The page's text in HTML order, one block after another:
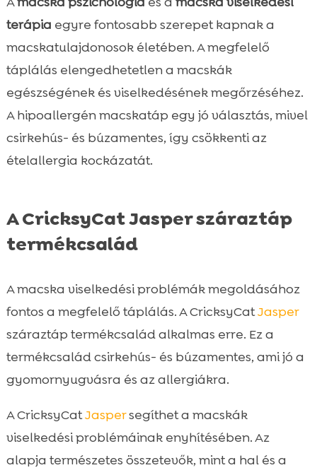
terápia egyre fontosabb szerepet kapnak a
macskatulajdonosok életében. A megfelelő
táplálás elengedhetetlen a macskák
egészségének és viselkedésének megőrzéséhez.
A hipoallergén macskatáp egy jó választás, mivel
csirkehús- és búzamentes, így csökkenti az
ételallergia kockázatát.
A CricksyCat Jasper száraztáp
termékcsalád
A macska viselkedési problémák megoldásához
fontos a megfelelő táplálás. A CricksyCatJasper
száraztáp termékcsalád alkalmas erre. Ez a
termékcsalád csirkehús- és búzamentes, ami jó a
gyomornyugvásra és az allergiákra.
A CricksyCatJaspersegíthet a macskák
viselkedési problémáinak enyhítésében. Az
alapja természetes összetevők, mint a hal és a